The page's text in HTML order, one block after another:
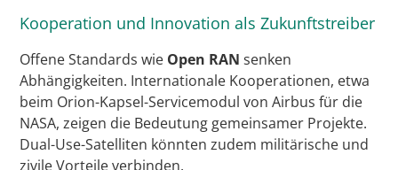
Kooperation und Innovation als Zukunftstreiber
Offene Standards wie Open RAN senken
Abhängigkeiten. Internationale Kooperationen, etwa
beim Orion-Kapsel-Servicemodul von Airbus für die
NASA, zeigen die Bedeutung gemeinsamer Projekte.
Dual-Use-Satelliten könnten zudem militärische und
zivile Vorteile verbinden.